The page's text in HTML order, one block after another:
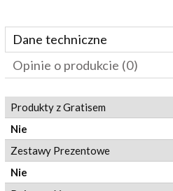
Dane techniczne
Opinie o produkcie (0)
Produkty z Gratisem
Nie
Zestawy Prezentowe
Nie